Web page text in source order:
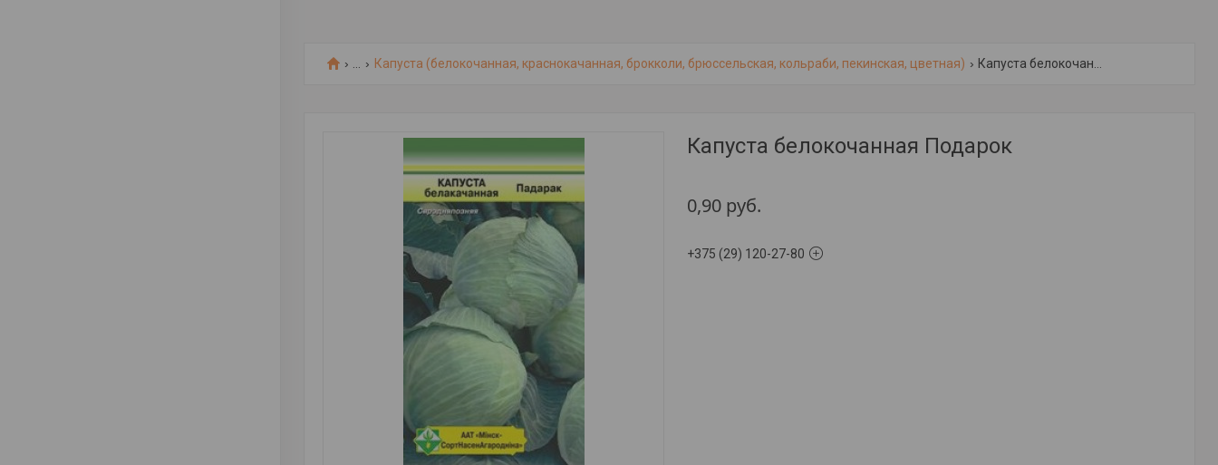
Капуста (белокочанная, краснокачанная, брокколи, брюссельская, кольраби, пекинская, цветная)
Капуста белокочанная Подарок
0,90 руб.
+375 (29) 120-27-80